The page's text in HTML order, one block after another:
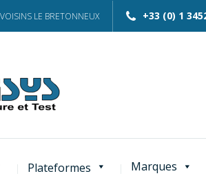
Plateformes Marques
LE BRETONNEUX +33 (0) 1